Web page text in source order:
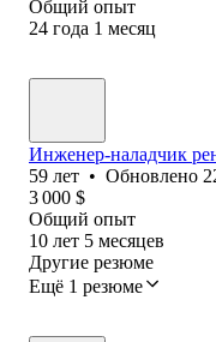
Общий опыт
24 года 1 месяц
Инженер-наладчик
59 лет • Обновлено
3 000 $
Общий опыт
10 лет 5 месяцев
Другие резюме
Ещё 1 резюме